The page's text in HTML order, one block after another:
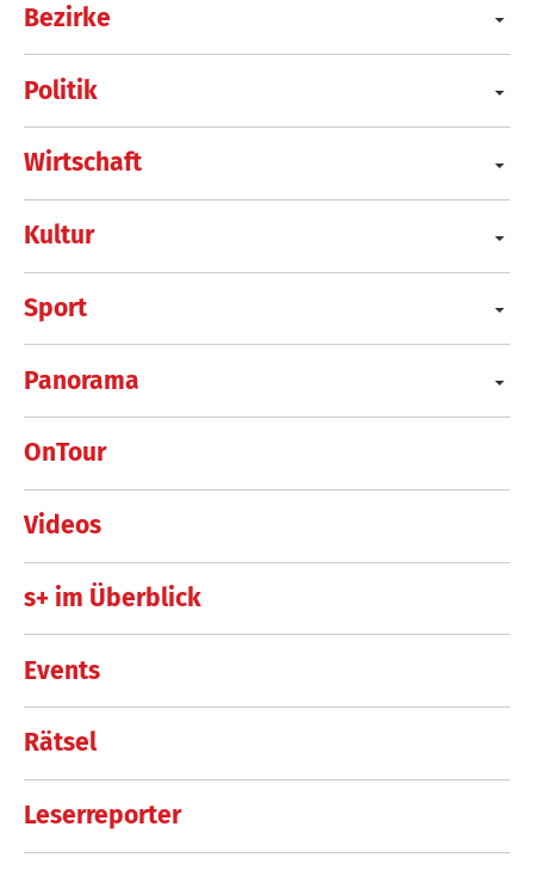
Bezirke
Politik
Wirtschaft
Kultur
Sport
Panorama
OnTour
Videos
s+ im Überblick
Events
Rätsel
Leserreporter